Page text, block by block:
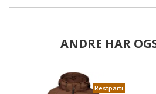
ANDRE HAR
Restparti